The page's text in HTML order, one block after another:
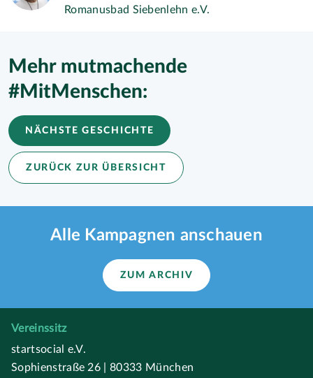
Romanusbad Siebenlehn e.V.
Mehr mutmachende
#MitMenschen:
NÄCHSTE GESCHICHTE
ZURÜCK ZUR ÜBERSICHT
Alle Kampagnen anschauen
ZUM ARCHIV
Vereinssitz
startsocial e.V.
Sophienstraße 26 | 80333 München